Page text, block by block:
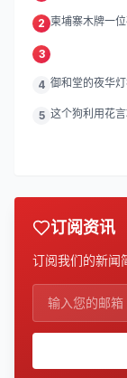
2 柬埔寨木牌一
3
4 御和堂的夜华
5 这个狗利用花
订阅资讯
订阅我们的新闻